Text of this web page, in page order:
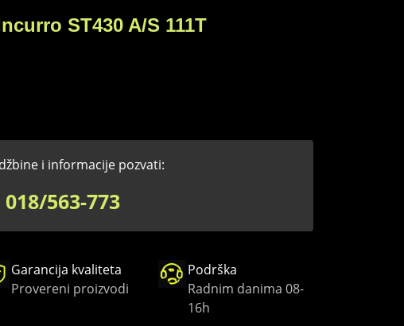
ST430 A/S 111T
i informacije pozvati:
018/563-773
Garancija kvaliteta
Provereni proizvodi
Podrška
Radnim danima 08-
16h